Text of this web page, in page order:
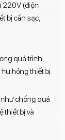
220V (điện
bị cần sạc,
quá trình
hỏng thiết bị.
chống quá
thiết bị và